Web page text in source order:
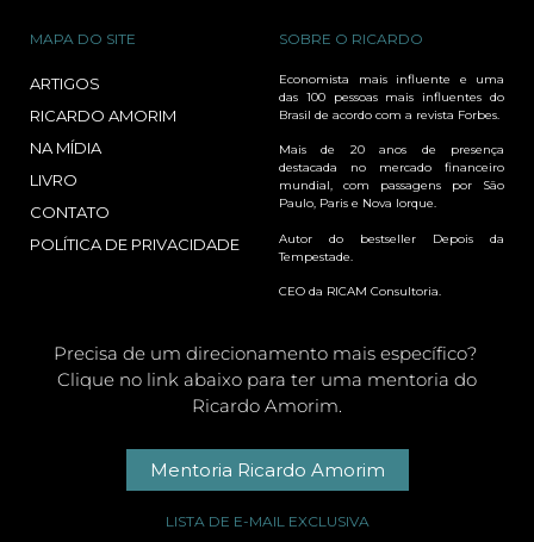
MAPA DO SITE
ARTIGOS
RICARDO AMORIM
NA MÍDIA
LIVRO
CONTATO
POLÍTICA DE PRIVACIDADE
SOBRE O RICARDO
Economista mais influente e uma
das 100 pessoas mais influentes do
Brasil de acordo com a revista Forbes.
Mais de 20 anos de presença
destacada no mercado financeiro
mundial, com passagens por São
Paulo, Paris e Nova Iorque.
Autor do bestseller Depois da
Tempestade.
CEO da RICAM Consultoria.
Precisa de um direcionamento mais específico?
Clique no link abaixo para ter uma mentoria do
Ricardo Amorim.
Mentoria Ricardo Amorim
LISTA DE E-MAIL EXCLUSIVA